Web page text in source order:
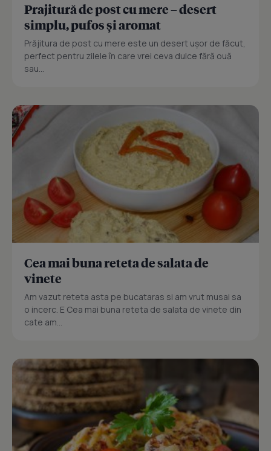
Prajitură de post cu mere – desert
simplu, pufos și aromat
Prăjitura de post cu mere este un desert ușor de făcut,
perfect pentru zilele în care vrei ceva dulce fără ouă
sau...
Cea mai buna reteta de salata de
vinete
Am vazut reteta asta pe bucataras si am vrut musai sa
o incerc. E Cea mai buna reteta de salata de vinete din
cate am...